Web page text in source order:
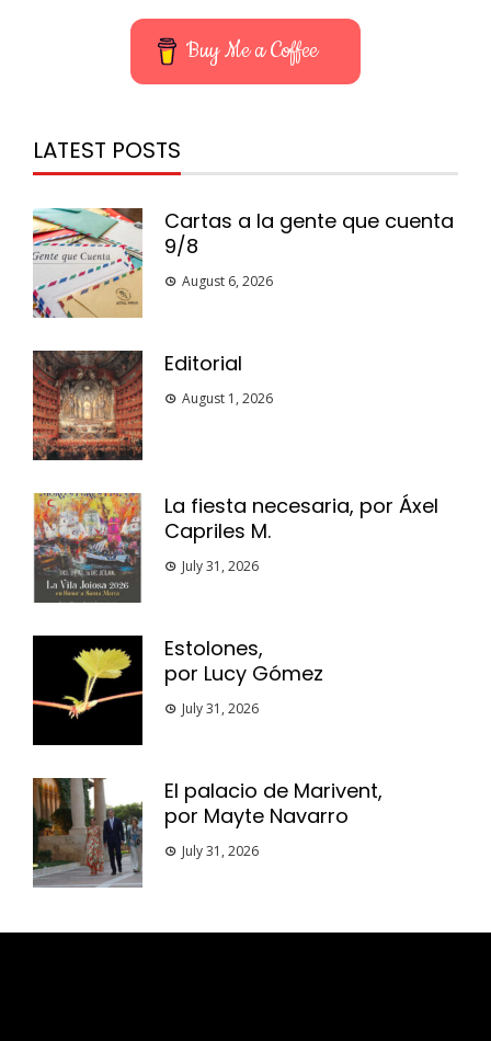
Buy Me a Coffee
LATEST POSTS
Cartas a la gente que cuenta
9/8
August 6, 2026
Editorial
August 1, 2026
La fiesta necesaria, por Áxel
Capriles M.
July 31, 2026
Estolones,
por Lucy Gómez
July 31, 2026
El palacio de Marivent,
por Mayte Navarro
July 31, 2026